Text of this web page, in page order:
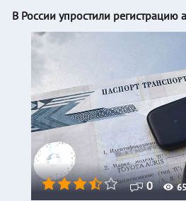
0
В России упростили регистрацию